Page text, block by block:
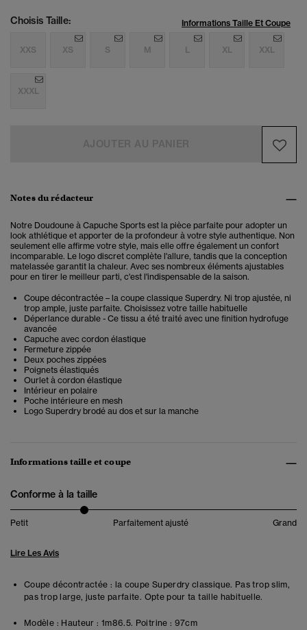
Choisis Taille: Informations Taille Et Coupe
XXS XS S M L XL XXL
XXXL
Notes du rédacteur
Notre Doudoune à Capuche Sports est la pièce parfaite pour adopter un
look athlétique et apporter de la profondeur à votre style authentique. Non
seulement elle affirme votre style, mais elle offre également un confort
incomparable. Le logo discret complète l'allure, tandis que la conception
matelassée garantit la chaleur. Avec ses nombreux éléments ajustables
pour en tirer le meilleur parti, c'est l'indispensable de la saison.
Coupe décontractée – la coupe classique Superdry. Ni trop ajustée, ni
trop ample, juste parfaite. Choisissez votre taille habituelle
Déperlance durable - Ce tissu a été traité avec une finition hydrofuge
avancée
Capuche avec cordon élastique
Fermeture zippée
Deux poches zippées
Poignets élastiqués
Ourlet à cordon élastique
Intérieur en polaire
Poche intérieure en mesh
Logo Superdry brodé au dos et sur la manche
Informations taille et coupe
Conforme à la taille
Petit Parfaitement ajusté Grand
Lire Les Avis
Coupe décontractée : la coupe Superdry classique. Pas trop slim,
pas trop large, juste parfaite. Opte pour ta taille habituelle.
Modèle : Hauteur : 1m86.5. Poitrine : 97cm